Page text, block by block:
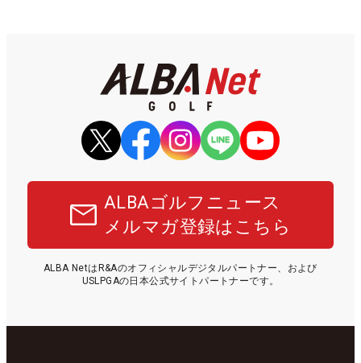
ALBAゴルフニュース
メルマガ登録はこちら
ALBA NetはR&Aのオフィシャルデジタルパートナー、および
USLPGAの日本公式サイトパートナーです。